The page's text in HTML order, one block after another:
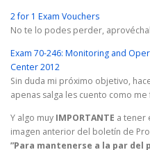
2 for 1 Exam Vouchers
No te lo podes perder,
Exam 70-246: Monitoring and
Center 2012
Sin duda mi próximo objetivo,
apenas salga les cuento como me
Y algo muy IMPORTANTE a tener
imagen anterior del boletín de
”Para mantenerse a la par